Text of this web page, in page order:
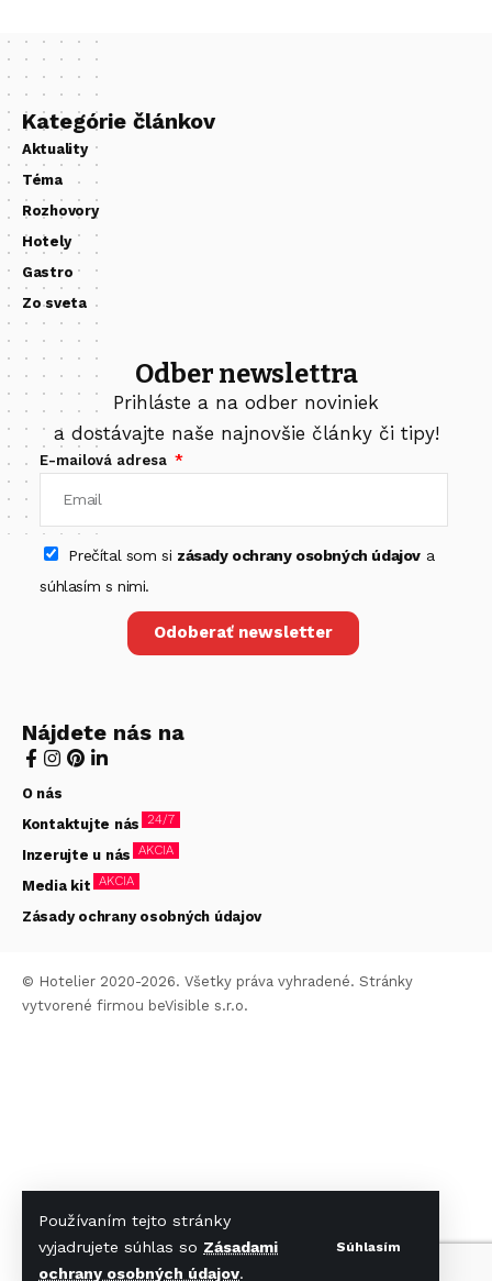
Používaním tejto stránky
vyjadrujete súhlas so Zásadami
ochrany osobných údajov.
Súhlasím
Kategórie článkov
Aktuality
Téma
Rozhovory
Hotely
Gastro
Zo sveta
Odber newslettra
Prihláste a na odber noviniek
a dostávajte naše najnovšie články či tipy!
E-mailová adresa
Prečítal som si zásady ochrany osobných údajova
súhlasím s nimi.
Odoberať newsletter
Nájdete nás na
O nás
Kontaktujte nás 24/7
Inzerujte u nás AKCIA
Media kit AKCIA
Zásady ochrany osobných údajov
© Hotelier 2020-2026. Všetky práva vyhradené. Stránky
vytvorené firmou beVisible s.r.o.